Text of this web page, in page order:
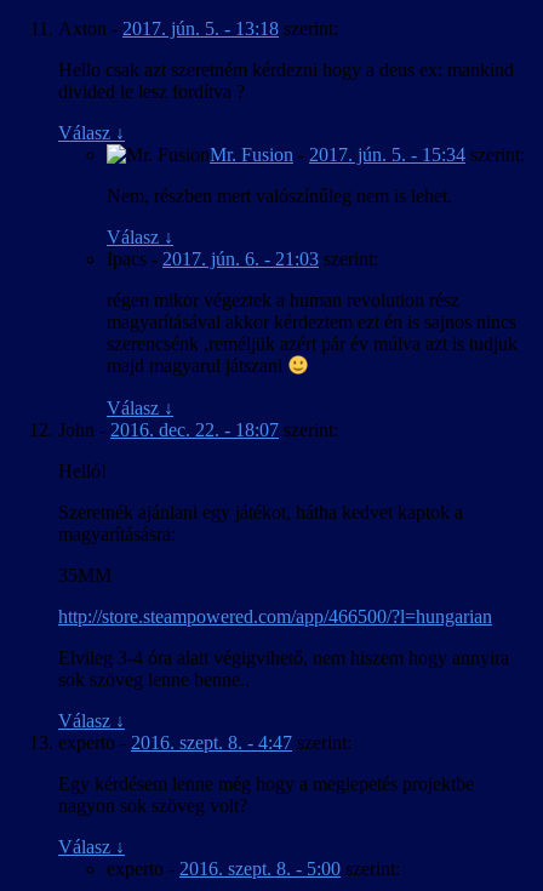
Axton - 2017. jún. 5. - 13:18 szerint:
Hello csak azt szeretném kérdezni hogy a deus ex: mankind
divided le lesz fordítva ?
Válasz ↓
Mr. Fusion - 2017. jún. 5. - 15:34 szerint:
Nem, részben mert valószínűleg nem is lehet.
Válasz ↓
Ipacs - 2017. jún. 6. - 21:03 szerint:
régen mikor végeztek a human revolution rész
magyarításával akkor kérdeztem ezt én is sajnos nincs
szerencsénk ,reméljük azért pár év múlva azt is tudjuk
majd magyarul játszani
Válasz ↓
John - 2016. dec. 22. - 18:07 szerint:
Helló!
Szeretnék ajánlani egy játékot, hátha kedvet kaptok a
magyarításásra:
35MM
http://store.steampowered.com/app/466500/?l=hungarian
Elvileg 3-4 óra alatt végigvihető, nem hiszem hogy annyira
sok szöveg lenne benne..
Válasz ↓
experto - 2016. szept. 8. - 4:47 szerint:
Egy kérdésem lenne még hogy a meglepetés projektbe
nagyon sok szöveg volt?
Válasz ↓
experto - 2016. szept. 8. - 5:00 szerint: